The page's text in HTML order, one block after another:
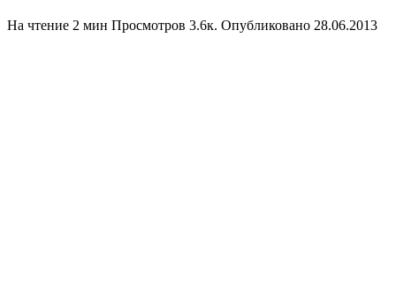
На чтение 2 мин Просмотров 3.6к. Опубликовано 28.06.2013